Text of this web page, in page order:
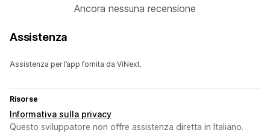
Ancora nessuna recensione
Assistenza
Assistenza per l’app fornita da ViNext.
Risorse
Informativa sulla privacy
Questo sviluppatore non offre assistenza diretta in Italiano.